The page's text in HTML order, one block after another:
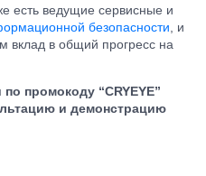
есть ведущие сервисные и
безопасности, и
вклад в общий прогресс на
промокоду “CRYEYE”
и демонстрацию